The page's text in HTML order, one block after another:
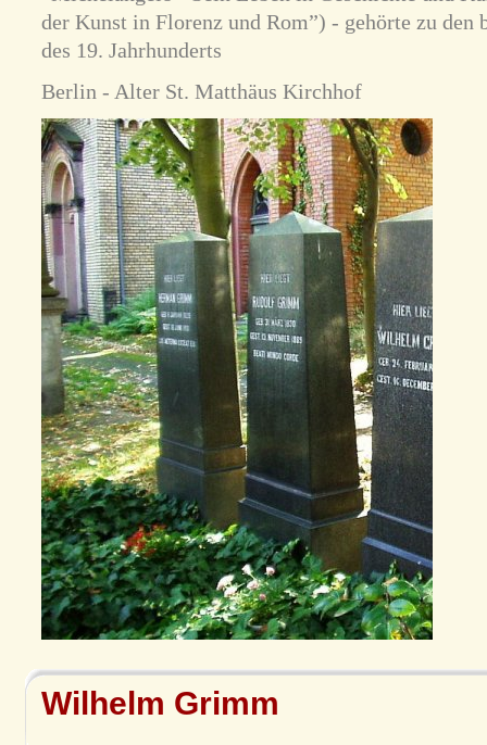
der Kunst in Florenz und Rom”) - gehörte zu den
des 19. Jahrhunderts
Berlin - Alter St. Matthäus Kirchhof
Wilhelm Grimm